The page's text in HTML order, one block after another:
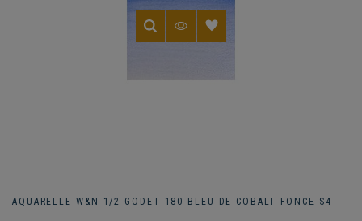
AQUARELLE W&N 1/2 GODET 180 BLEU DE COBALT FONCE S4